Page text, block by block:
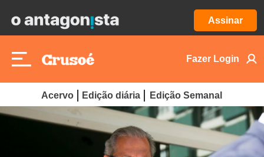
Assinar
Fazer Login
Acervo Edição diária Edição Semanal